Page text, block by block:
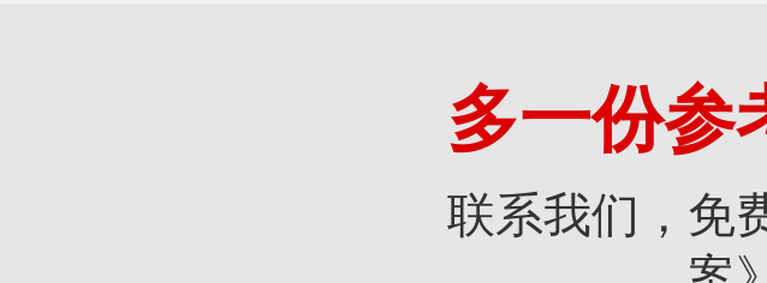
多一份参
联系我们，免